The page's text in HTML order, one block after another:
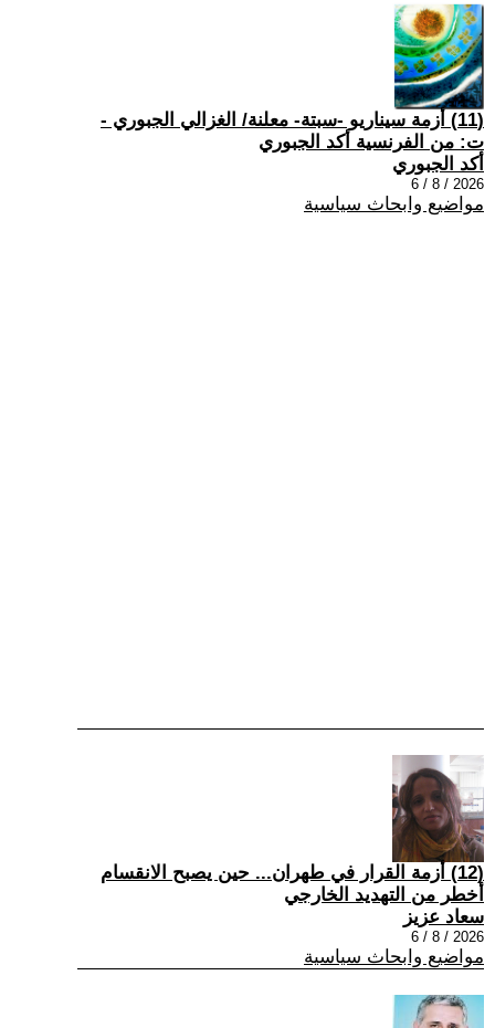
(11) أزمة سيناريو -سبتة- معلنة/ الغزالي الجبوري -
ت: من الفرنسية أكد الجبوري
أكد الجبوري
2026 / 8 / 6
مواضيع وابحاث سياسية
(12) أزمة القرار في طهران... حين يصبح الانقسام
أخطر من التهديد الخارجي
سعاد عزيز
2026 / 8 / 6
مواضيع وابحاث سياسية